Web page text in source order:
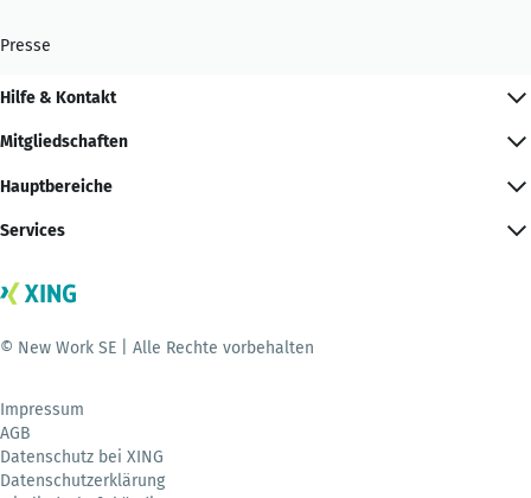
Presse
Hilfe & Kontakt
Mitgliedschaften
Hauptbereiche
Services
© New Work SE | Alle Rechte vorbehalten
Impressum
AGB
Datenschutz bei XING
Datenschutzerklärung